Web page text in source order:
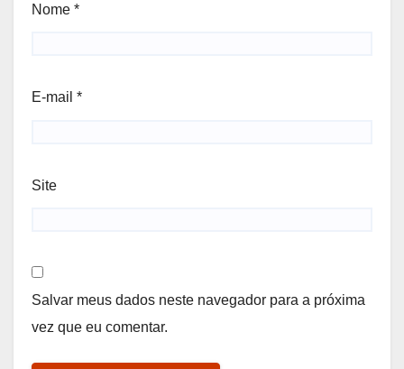
Nome *
E-mail *
Site
Salvar meus dados neste navegador para a próxima
vez que eu comentar.